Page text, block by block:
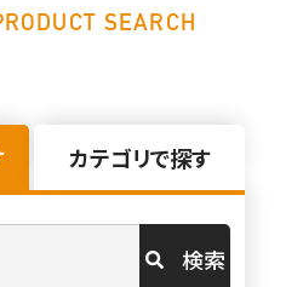
SEARCH
カテゴリで探す
検索